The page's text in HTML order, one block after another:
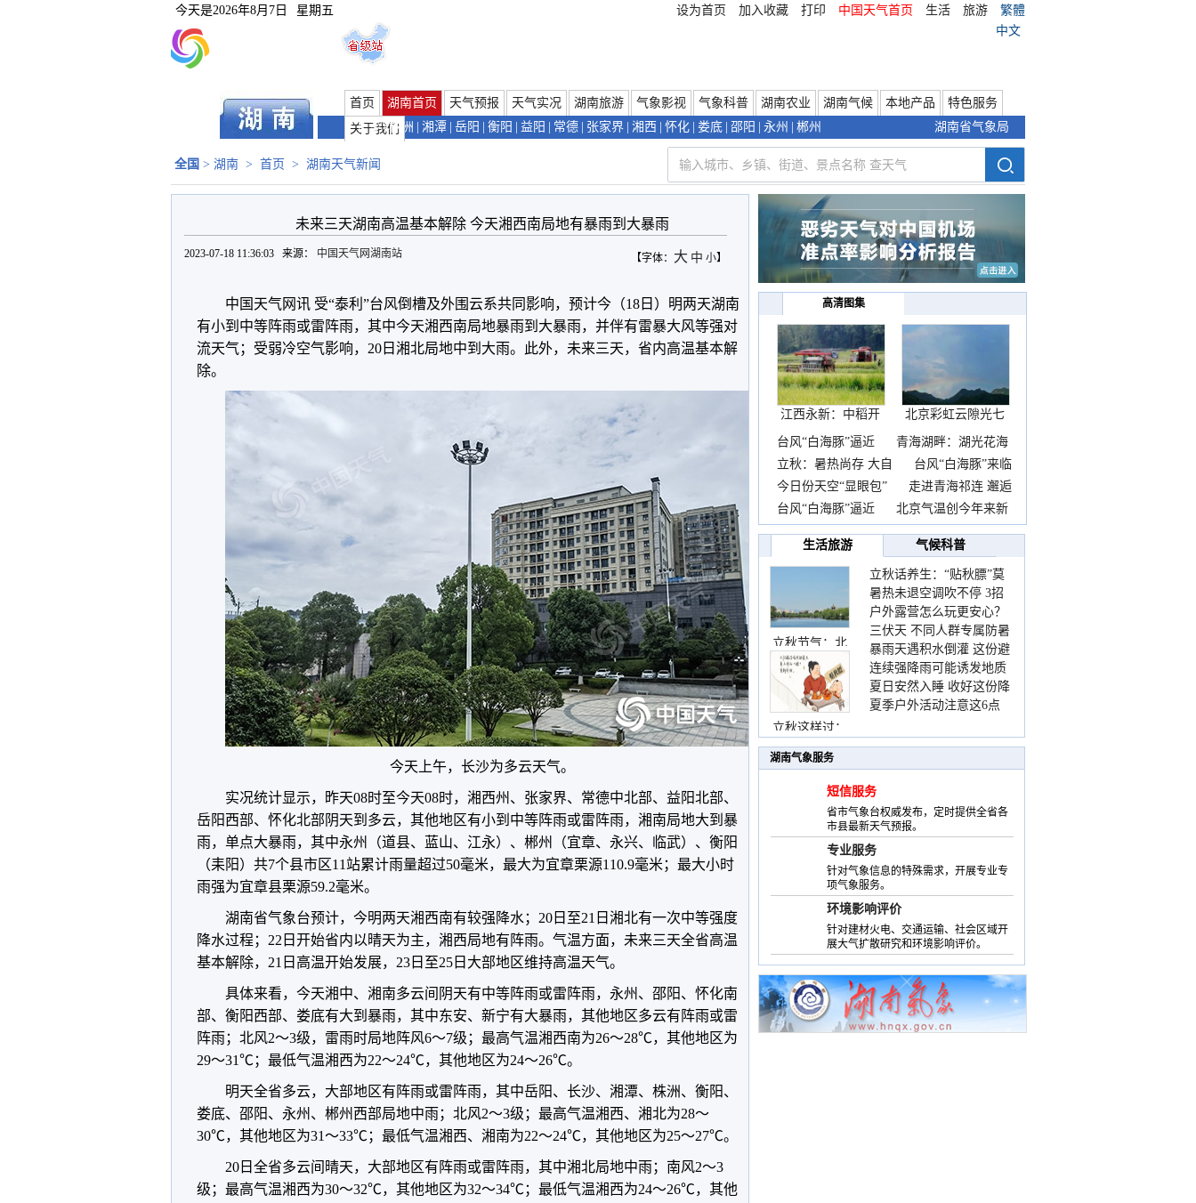
今天是2026年8月7日 星期五 设为首页 加入收藏 打印 中国天气首页 生活 旅游
繁體
中文
首页 湖南首页 天气预报 天气实况 湖南旅游 气象影视 气象科普 湖南农业 湖南气候 本地产品
特色服务
关于我们
长沙 | 株洲 湘潭 岳阳 衡阳 益阳 常德 张家界 湘西 怀化 娄底 邵阳 永州 郴州 湖南省气象局
全国 > 湖南 > 首页 > 湖南天气新闻
未来三天湖南高温基本解除 今天湘西南局地有暴雨到大暴雨
【字体： 大 中 小】
2023-07-18 11:36:03 来源： 中国天气网湖南站
中国天气网讯 受“泰利”台风倒槽及外围云系共同影响，预计今（18日）明两天湖南
有小到中等阵雨或雷阵雨，其中今天湘西南局地暴雨到大暴雨，并伴有雷暴大风等强对
流天气；受弱冷空气影响，20日湘北局地中到大雨。此外，未来三天，省内高温基本解
除。
今天上午，长沙为多云天气。
实况统计显示，昨天08时至今天08时，湘西州、张家界、常德中北部、益阳北部、
岳阳西部、怀化北部阴天到多云，其他地区有小到中等阵雨或雷阵雨，湘南局地大到暴
雨，单点大暴雨，其中永州（道县、蓝山、江永）、郴州（宜章、永兴、临武）、衡阳
（耒阳）共7个县市区11站累计雨量超过50毫米，最大为宜章栗源110.9毫米；最大小时
雨强为宜章县栗源59.2毫米。
湖南省气象台预计，今明两天湘西南有较强降水；20日至21日湘北有一次中等强度
降水过程；22日开始省内以晴天为主，湘西局地有阵雨。气温方面，未来三天全省高温
基本解除，21日高温开始发展，23日至25日大部地区维持高温天气。
具体来看，今天湘中、湘南多云间阴天有中等阵雨或雷阵雨，永州、邵阳、怀化南
部、衡阳西部、娄底有大到暴雨，其中东安、新宁有大暴雨，其他地区多云有阵雨或雷
阵雨；北风2～3级，雷雨时局地阵风6～7级；最高气温湘西南为26～28℃，其他地区为
29～31℃；最低气温湘西为22～24℃，其他地区为24～26℃。
明天全省多云，大部地区有阵雨或雷阵雨，其中岳阳、长沙、湘潭、株洲、衡阳、
娄底、邵阳、永州、郴州西部局地中雨；北风2～3级；最高气温湘西、湘北为28～
30℃，其他地区为31～33℃；最低气温湘西、湘南为22～24℃，其他地区为25～27℃。
20日全省多云间晴天，大部地区有阵雨或雷阵雨，其中湘北局地中雨；南风2～3
级；最高气温湘西为30～32℃，其他地区为32～34℃；最低气温湘西为24～26℃，其他
高清图集
江西永新：中稻开
镰抢
北京彩虹云隙光七
彩云
台风“白海豚”逼近
青海湖畔：湖光花海
长
立秋：暑热尚存 大自
台风“白海豚”来临
前
今日份天空“显眼包”
走进青海祁连 邂逅
一
台风“白海豚”逼近
北京气温创今年来新
高
生活旅游
气候科普
立秋节气：北
立秋这样过：
立秋话养生：“贴秋膘”莫
着急 先清暑再防燥
暑热未退空调吹不停 3招
护住肩颈不酸痛
户外露营怎么玩更安心？
这份攻略请收好
三伏天 不同人群专属防暑
要点请收好
暴雨天遇积水倒灌 这份避
险提示请收好
连续强降雨可能诱发地质
灾害 这些前兆要知道
夏日安然入睡 收好这份降
温小贴士
夏季户外活动注意这6点
湖南气象服务
短信服务
省市气象台权威发布，定时提供全省各
市县最新天气预报。
专业服务
针对气象信息的特殊需求，开展专业专
项气象服务。
环境影响评价
针对建材火电、交通运输、社会区域开
展大气扩散研究和环境影响评价。